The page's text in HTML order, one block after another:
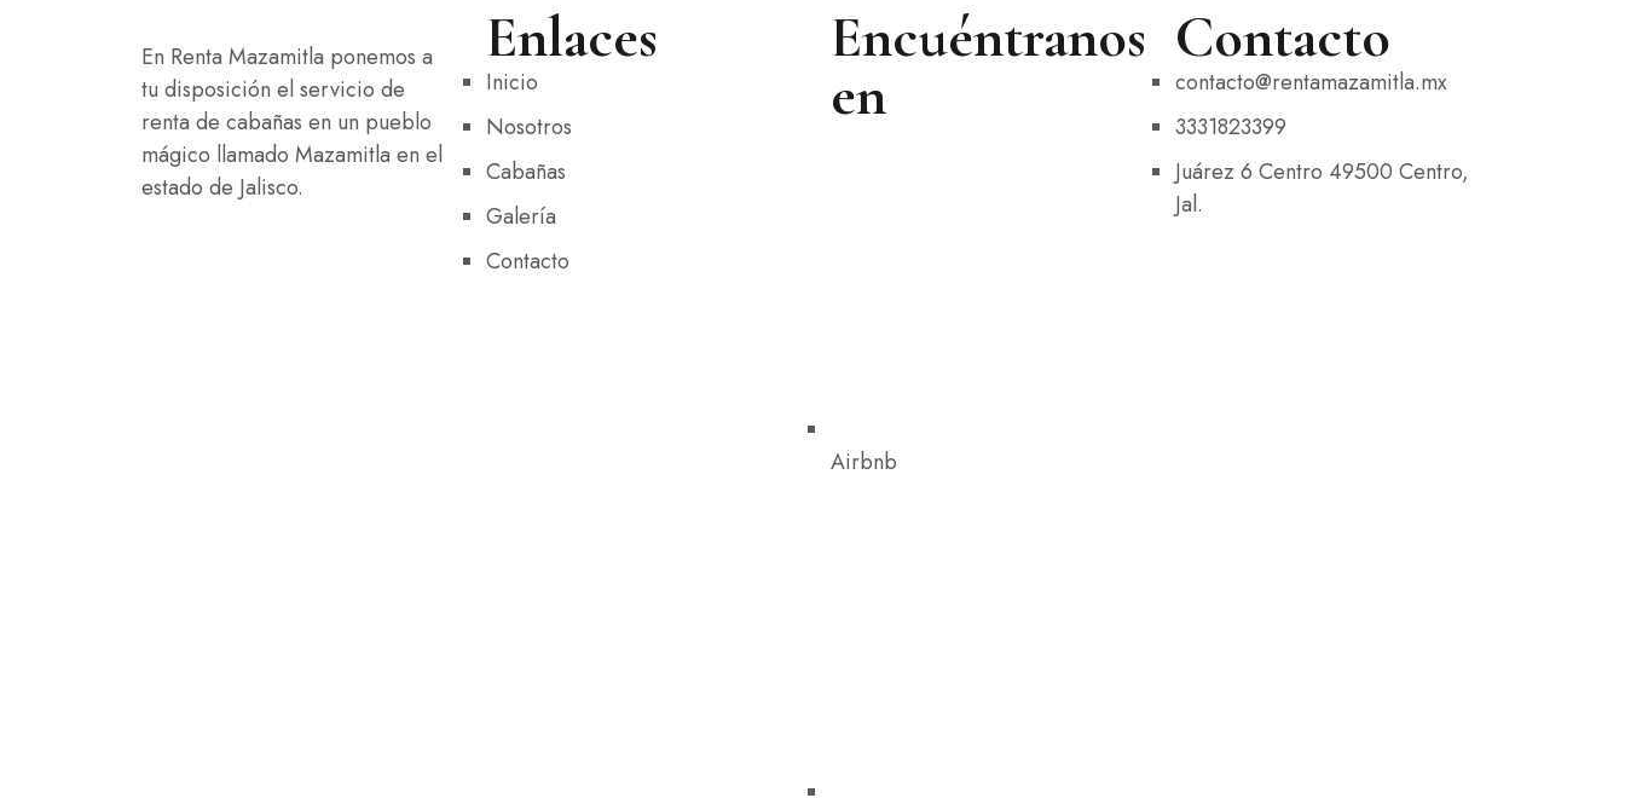
En Renta Mazamitla ponemos a
tu disposición el servicio de
renta de cabañas en un pueblo
mágico llamado Mazamitla en el
estado de Jalisco.
Enlaces
Inicio
Nosotros
Cabañas
Galería
Contacto
Encuéntranos
en
Airbnb
Contacto
contacto@rentamazamitla.mx
3331823399
Juárez 6 Centro 49500 Centro,
Jal.